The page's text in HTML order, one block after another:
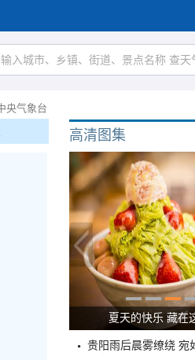
央气象台
高清图集
夏天的快乐 藏在
贵阳雨后晨雾缭绕 宛